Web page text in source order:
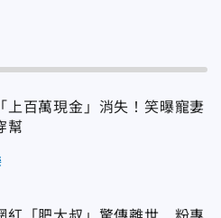
上百萬現金」消失！笑曝寵妻
幫